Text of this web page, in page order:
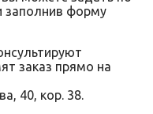
заполнив форму
заказ прямо на
40, кор. 38.